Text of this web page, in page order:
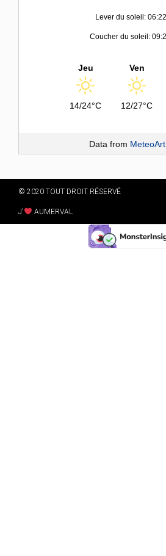
Lever du soleil:
Coucher du soleil:
Jeu
14/24°C
Ven
12/27°C
Data from
© 2020 TOUT DROIT RÉSERVÉ
J' AUMERVAL